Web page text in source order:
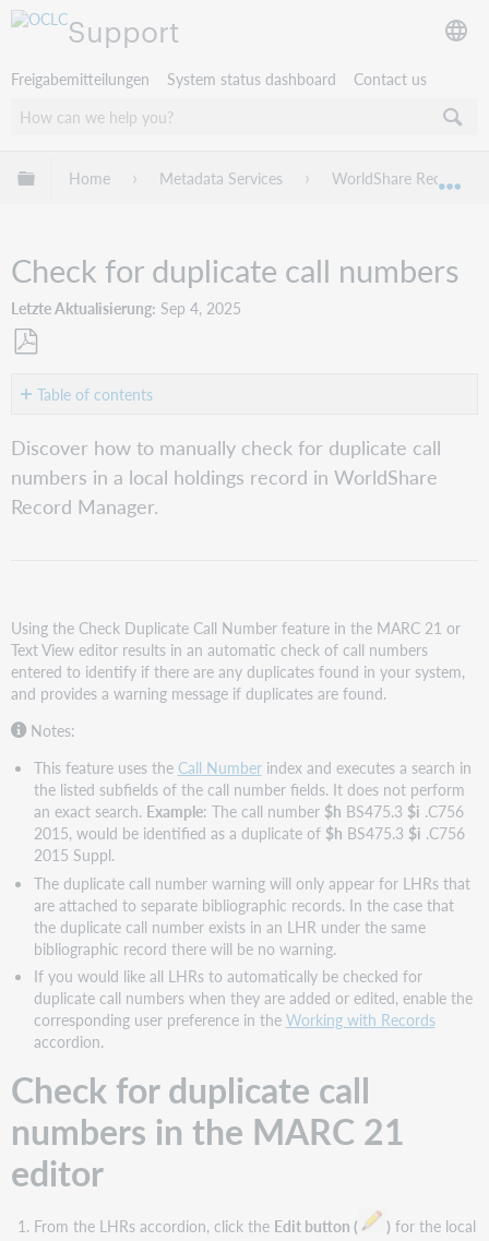
Support
Freigabemitteilungen System status dashboard Contact us
Globale Hierarchie expandieren/verbergen
Home Metadata Services WorldShare Record
Check for duplicate call numbers
Letzte Aktualisierung Sep 4, 2025
PDFTable of contents
for
duplicate
call
editor
Check
for
duplicate
call
in
the
Text
View
editor
Discover how to manually check for duplicate call
numbers in a local holdings record in WorldShare
Record Manager.
Using the Check Duplicate Call Number feature in the MARC 21 or
Text View editor results in an automatic check of call numbers
entered to identify if there are any duplicates found in your system,
and provides a warning message if duplicates are found.
Notes:
This feature uses the Call Numberindex and executes a search in
the listed subfields of the call number fields. It does not perform
an exact search. Example: The call number $h BS475.3 $i .C756
2015, would be identified as a duplicate of $h BS475.3 $i .C756
2015 Suppl.
The duplicate call number warning will only appear for LHRs that
are attached to separate bibliographic records. In the case that
the duplicate call number exists in an LHR under the same
bibliographic record there will be no warning.
If you would like all LHRs to automatically be checked for
duplicate call numbers when they are added or edited, enable the
corresponding user preference in the Working with Records
accordion.
Check for duplicate call
numbers in the MARC 21
editor
From the LHRs accordion, click the Edit button ( ) for the local